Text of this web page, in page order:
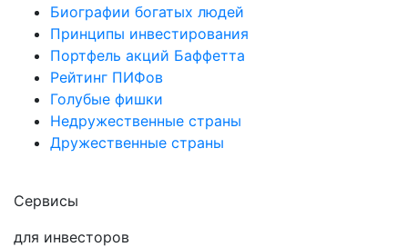
Биографии богатых людей
Принципы инвестирования
Портфель акций Баффетта
Рейтинг ПИФов
Голубые фишки
Недружественные страны
Дружественные страны
Сервисы
для инвесторов